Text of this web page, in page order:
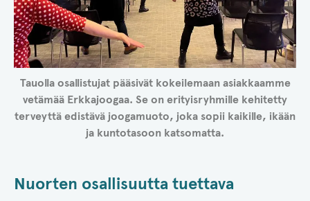
Tauolla osallistujat pääsivät kokeilemaan asiakkaamme
vetämää Erkkajoogaa. Se on erityisryhmille kehitetty
terveyttä edistävä joogamuoto, joka sopii kaikille, ikään
ja kuntotasoon katsomatta.
Nuorten osallisuutta tuettava